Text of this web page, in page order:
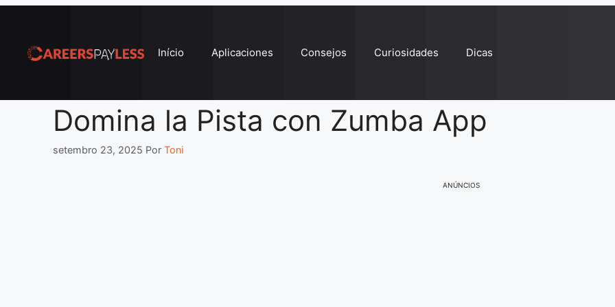
conteúdo
Início Aplicaciones Consejos Curiosidades Dicas
Domina la Pista con Zumba App
setembro 23, 2025 Por Toni
ANÚNCIOS